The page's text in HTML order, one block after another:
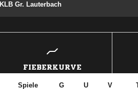
KLB Gr. Lauterbach
FIEBERKURVE
Spiele G U V